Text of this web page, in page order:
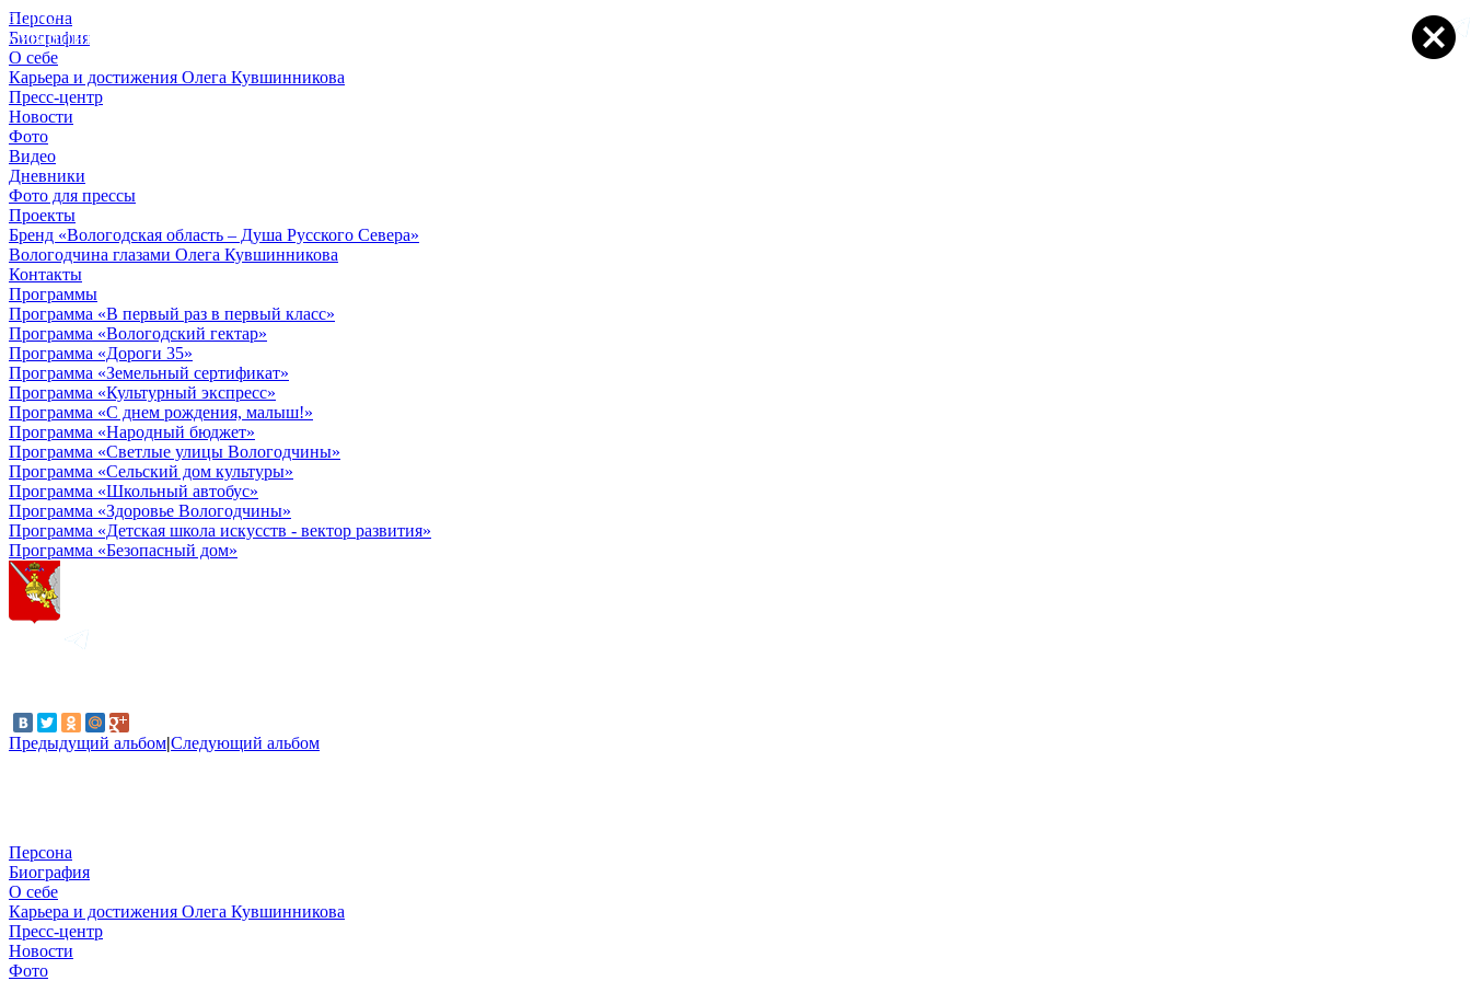
Персона
Биография
О себе
Карьера и достижения Олега Кувшинникова
Пресс-центр
Новости
Фото
Видео
Дневники
Фото для прессы
Проекты
Бренд «Вологодская область – Душа Русского Севера»
Вологодчина глазами Олега Кувшинникова
Контакты
Программы
Программа «В первый раз в первый класс»
Программа «Вологодский гектар»
Программа «Дороги 35»
Программа «Земельный сертификат»
Программа «Культурный экспресс»
Программа «С днем рождения, малыш!»
Программа «Народный бюджет»
Программа «Светлые улицы Вологодчины»
Программа «Сельский дом культуры»
Программа «Школьный автобус»
Программа «Здоровье Вологодчины»
Программа «Детская школа искусств - вектор развития»
Программа «Безопасный дом»
Предыдущий альбом|Следующий альбом
© 2012 - 2023,
КУВШИННИКОВ О.А.
Персона
Биография
О себе
Карьера и достижения Олега Кувшинникова
Пресс-центр
Новости
Фото